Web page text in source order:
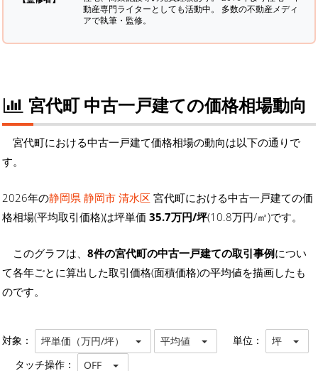
動産専門ライターとしても活動中。 多数の不動産メディ
アで執筆・監修。
宮代町 中古一戸建ての価格相場動向
宮代町における中古一戸建て価格相場の動向は以下の通りで
す。
2026年の静岡県 静岡市 清水区 宮代町における中古一戸建ての価
格相場(平均取引価格)は坪単価 35.7万円/坪(10.8万円/㎡)です。
このグラフは、 8件の宮代町の中古一戸建ての取引事例につい
て各年ごとに算出した取引価格(面積価格)の平均値を描画したも
のです。
対象： 坪単価（万円/坪） 平均値 単位： 坪
タッチ操作： OFF